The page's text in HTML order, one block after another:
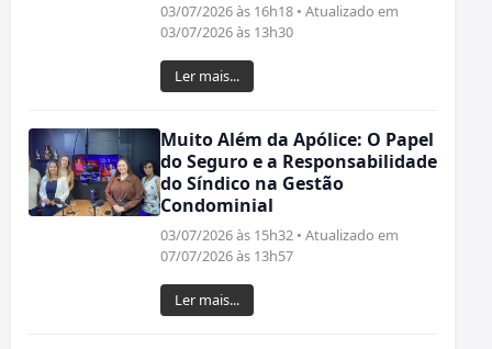
03/07/2026 às 16h18 • Atualizado em
03/07/2026 às 13h30
Ler mais...
Muito Além da Apólice: O Papel
do Seguro e a Responsabilidade
do Síndico na Gestão
Condominial
03/07/2026 às 15h32 • Atualizado em
07/07/2026 às 13h57
Ler mais...